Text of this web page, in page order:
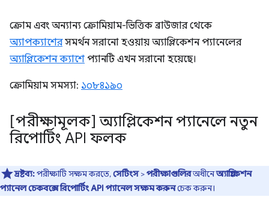
ক্রোম এবং অন্যান্য ক্রোমিয়াম-ভিত্তিক ব্রাউজার থেকে
অ্যাপক্যাশেরসমর্থন সরানো হওয়ায় অ্যাপ্লিকেশন প্যানেলের
অ্যাপ্লিকেশন ক্যাশে প্যানটি এখন সরানো হয়েছে।
ক্রোমিয়াম সমস্যা: ১০৮৪১৯০
[পরীক্ষামূলক] অ্যাপ্লিকেশন প্যানেলে নতুন
রিপোর্টিং API ফলক
দ্রষ্টব্য:পরীক্ষাটি সক্ষম করতে,সেটিংস>পরীক্ষাগুলিরঅধীনেঅ্যাপ্লিকেশন
প্যানেল চেকবক্সে রিপোর্টিং API প্যানেল সক্ষম করুনচেক করুন।